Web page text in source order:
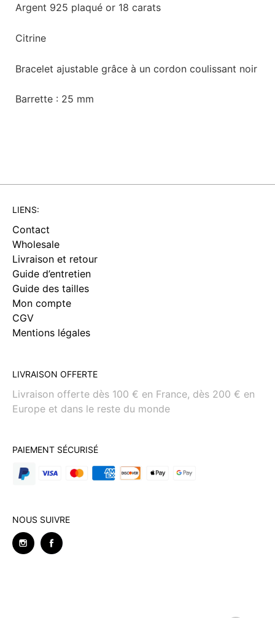
Argent 925 plaqué or 18 carats
Citrine
Bracelet ajustable grâce à un cordon coulissant noir
Barrette : 25 mm
LIENS:
Contact
Wholesale
Livraison et retour
Guide d’entretien
Guide des tailles
Mon compte
CGV
Mentions légales
LIVRAISON OFFERTE
Livraison offerte dès 100 € en France, dès 200 € en
Europe et dans le reste du monde
PAIEMENT SÉCURISÉ
NOUS SUIVRE